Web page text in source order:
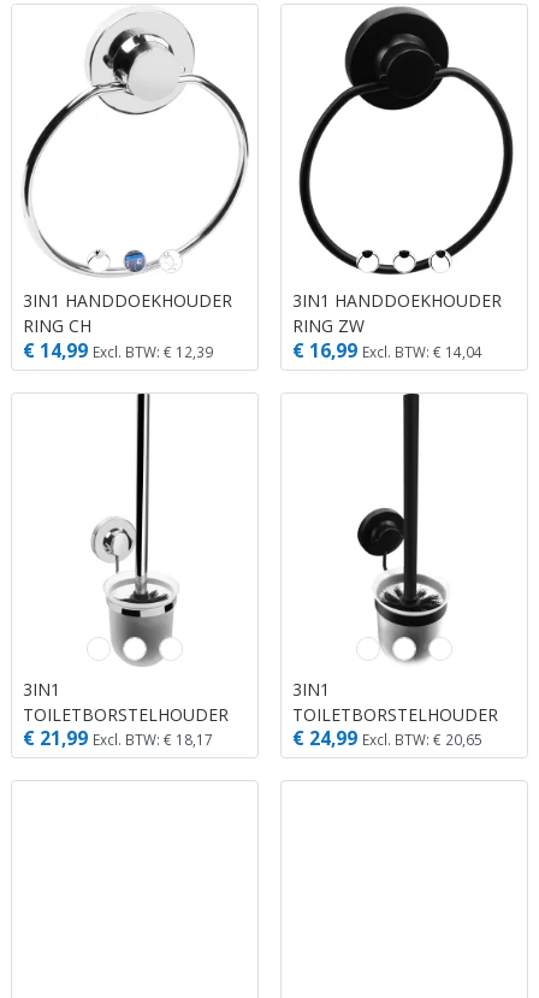
3IN1 HANDDOEKHOUDER
RING CH
€ 14,99 Excl. BTW: € 12,39
3IN1 HANDDOEKHOUDER
RING ZW
€ 16,99 Excl. BTW: € 14,04
3IN1
TOILETBORSTELHOUDER
CH
€ 21,99 Excl. BTW: € 18,17
3IN1
TOILETBORSTELHOUDER
ZW
€ 24,99 Excl. BTW: € 20,65